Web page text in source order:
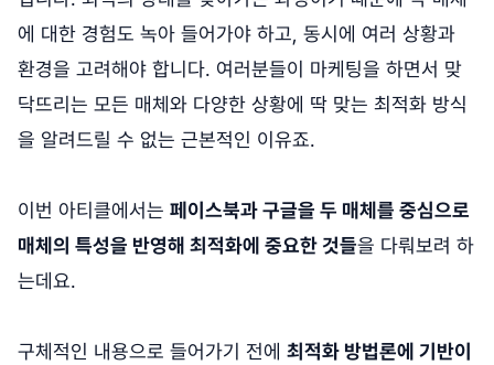
에 대한 경험도 녹아 들어가야 하고, 동시에 여러 상황과
환경을 고려해야 합니다. 여러분들이 마케팅을 하면서 맞
닥뜨리는 모든 매체와 다양한 상황에 딱 맞는 최적화 방식
을 알려드릴 수 없는 근본적인 이유죠.
이번 아티클에서는 페이스북과 구글을 두 매체를 중심으로
매체의 특성을 반영해 최적화에 중요한 것들을 다뤄보려 하
는데요.
구체적인 내용으로 들어가기 전에 최적화 방법론에 기반이